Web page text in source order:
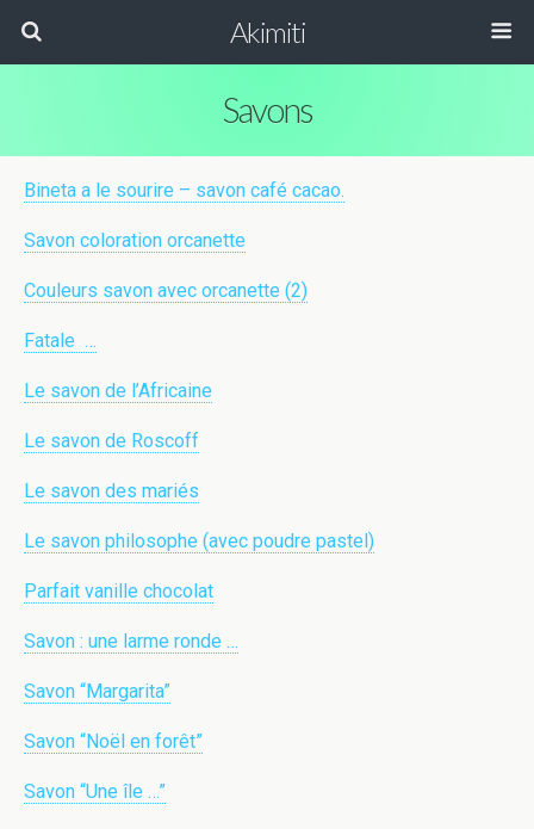
Akimiti
Savons
Bineta a le sourire – savon café cacao.
Savon coloration orcanette
Couleurs savon avec orcanette (2)
Fatale …
Le savon de l’Africaine
Le savon de Roscoff
Le savon des mariés
Le savon philosophe (avec poudre pastel)
Parfait vanille chocolat
Savon : une larme ronde …
Savon “Margarita”
Savon “Noël en forêt”
Savon “Une île …”